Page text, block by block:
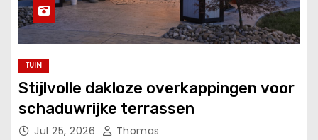
TUIN
Stijlvolle dakloze overkappingen voor
schaduwrijke terrassen
Jul 25, 2026 Thomas